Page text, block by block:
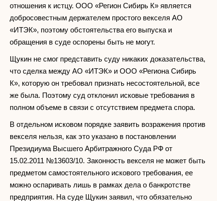
отношения к истцу. ООО «Регион Сибирь К» является
добросовестным держателем простого векселя АО
«ИТЭК», поэтому обстоятельства его выпуска и
обращения в суде оспорены быть не могут.
Щукин не смог представить суду никаких доказательства,
что сделка между АО «ИТЭК» и ООО «Региона Сибирь
К», которую он требовал признать несостоятельной, все
же была. Поэтому суд отклонил исковые требования в
полном объеме в связи с отсутствием предмета спора.
В отдельном исковом порядке заявить возражения против
векселя нельзя, как это указано в постановлении
Президиума Высшего Арбитражного Суда РФ от
15.02.2011 №13603/10. Законность векселя не может быть
предметом самостоятельного искового требования, ее
можно оспаривать лишь в рамках дела о банкротстве
предприятия. На суде Щукин заявил, что обязательно